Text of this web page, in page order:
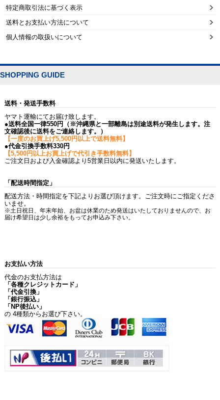
特定商取引法に基づく表示
送料とお支払い方法について
個人情報の取扱いについて
SHOPPING GUIDE
送料・発送手数料
ヤマト運輸にてお届け致します。
●送料全国一律550円（※沖縄県と一部離島は別途送料が発生します。注
文確認後に送料をご連絡します。）
【一度のお買上げ5,500円以上で送料無料】
●代金引換手数料330円
【5,500円以上お買上げで代引き手数料無料】
ご注文日および入金確認より5営業日以内に発送いたします。
「配送時間指定」
配送方法・時間指定を下記よりお選び頂けます。ご注文時にご指定くださ
いませ。
※土日祝日、年末年始、お盆は休業のため発送はいたしておりませんので、お
届け希望日は少し余裕をもってお申込み下さい。
お支払い方法
代金のお支払方法は
「各種クレジットカード」
「代金引換」
「銀行振込」
「NP後払い」
の 4種類からお選び下さい。